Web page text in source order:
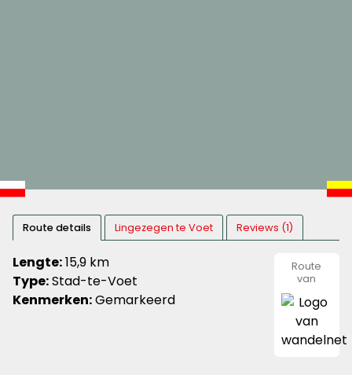
Route details Lingezegen te Voet Reviews (1)
Lengte:15,9 km
Type:Stad-te-Voet
Kenmerken:Gemarkeerd
Route
van